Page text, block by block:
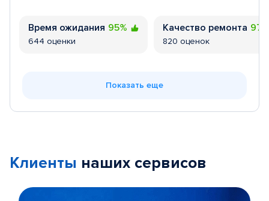
Время ожидания 95%
644 оценки
Качество ремонта
820 оценок
Показать еще
Клиенты наших сервисов